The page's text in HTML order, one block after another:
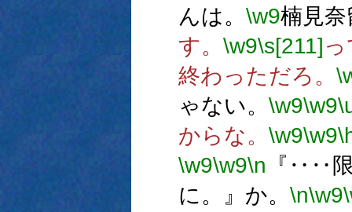
んは。 \w9楠見
す。 \w9\s[211]
終わっただろ。
ゃない。 \w9\w9
からな。 \w9\w9
\w9\w9\n 『‥‥
に。』か。 \n\w9